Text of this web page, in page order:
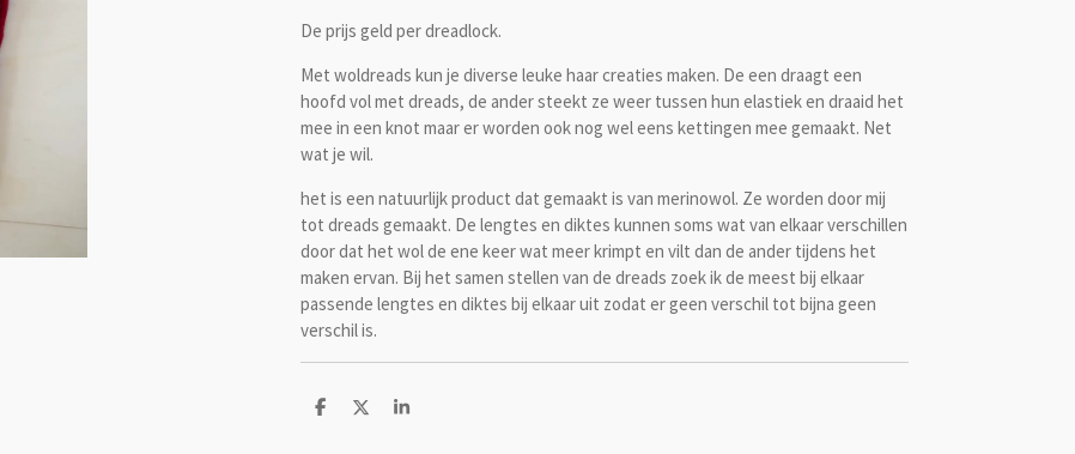
De prijs geld per dreadlock.
Met woldreads kun je diverse leuke haar creaties maken. De een draagt een
hoofd vol met dreads, de ander steekt ze weer tussen hun elastiek en draaid het
mee in een knot maar er worden ook nog wel eens kettingen mee gemaakt. Net
wat je wil.
het is een natuurlijk product dat gemaakt is van merinowol. Ze worden door mij
tot dreads gemaakt. De lengtes en diktes kunnen soms wat van elkaar verschillen
door dat het wol de ene keer wat meer krimpt en vilt dan de ander tijdens het
maken ervan. Bij het samen stellen van de dreads zoek ik de meest bij elkaar
passende lengtes en diktes bij elkaar uit zodat er geen verschil tot bijna geen
verschil is.
D
D
S